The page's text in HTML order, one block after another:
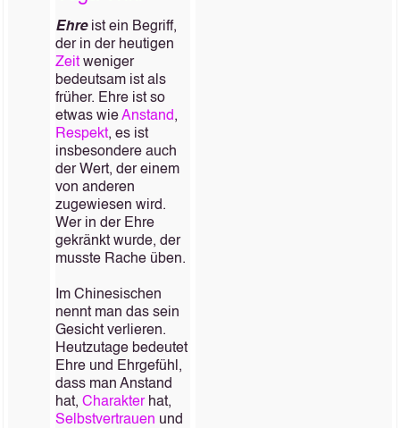
Ehreist ein Begriff,
der in der heutigen
Zeitweniger
bedeutsam ist als
früher. Ehre ist so
etwas wieAnstand,
Respekt, es ist
insbesondere auch
der Wert, der einem
von anderen
zugewiesen wird.
Wer in der Ehre
gekränkt wurde, der
musste Rache üben.
Im Chinesischen
nennt man das sein
Gesicht verlieren.
Heutzutage bedeutet
Ehre und Ehrgefühl,
dass man Anstand
hat, Charakterhat,
Selbstvertrauen und